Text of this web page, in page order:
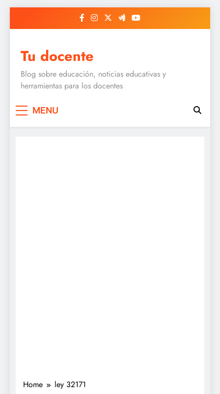
Tu docente
Blog sobre educación, noticias educativas y
herramientas para los docentes
MENU
Home ley 32171